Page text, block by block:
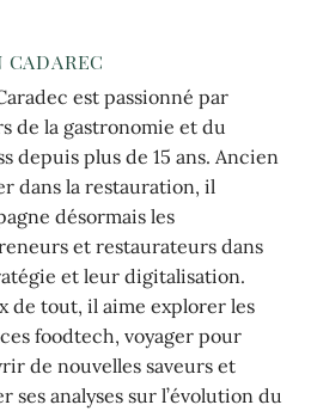
CADAREC
est passionné par
de la gastronomie et du
depuis plus de 15 ans. Ancien
dans la restauration, il
désormais les
et restaurateurs dans
et leur digitalisation.
de tout, il aime explorer les
foodtech, voyager pour
de nouvelles saveurs et
ses analyses sur l’évolution du